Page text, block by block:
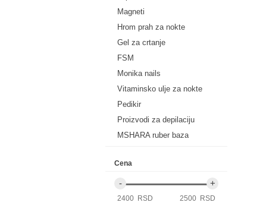
Magneti
Hrom prah za nokte
Gel za crtanje
FSM
Monika nails
Vitaminsko ulje za nokte
Pedikir
Proizvodi za depilaciju
MSHARA ruber baza
Cena
2400 RSD 2500 RSD